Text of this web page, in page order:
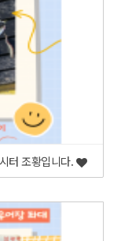
터 조황입니다.